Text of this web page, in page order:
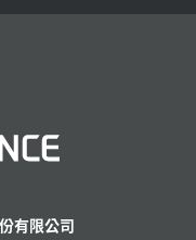
有限公司